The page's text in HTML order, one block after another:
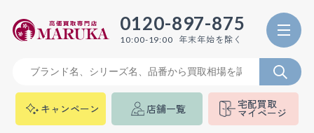
0120-897-875
10:00-19:00 年末年始を除く
キャンペーン 店舗一覧 宅配買取
マイページ